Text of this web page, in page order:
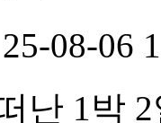
25-08-06
난 1박